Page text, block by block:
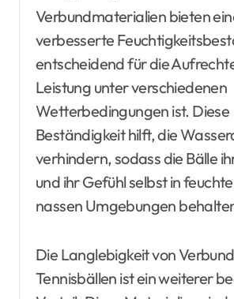
Verbundmaterialien bieten
verbesserte
entscheidend für die
Leistung unter verschiedenen
Wetterbedingungen ist. Diese
Beständigkeit hilft, die
verhindern, sodass die Bälle
und ihr Gefühl selbst in
nassen Umgebungen
Die Langlebigkeit von
Tennisbällen ist ein weiterer